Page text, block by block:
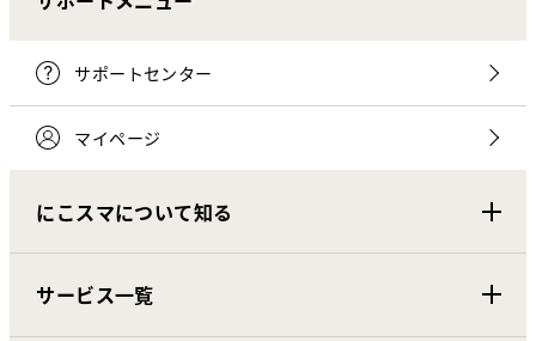
サポートセンター
マイページ
にこスマについて知る
サービス一覧